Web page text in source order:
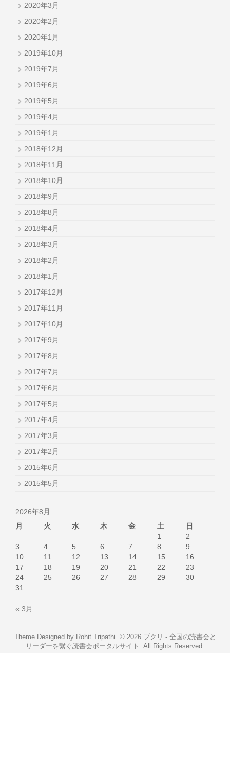
2020年3月
2020年2月
2020年1月
2019年10月
2019年7月
2019年6月
2019年5月
2019年4月
2019年1月
2018年12月
2018年11月
2018年10月
2018年9月
2018年8月
2018年4月
2018年3月
2018年2月
2018年1月
2017年12月
2017年11月
2017年10月
2017年9月
2017年8月
2017年7月
2017年6月
2017年5月
2017年4月
2017年3月
2017年2月
2015年6月
2015年5月
2026年8月
月
火 水 木 金 土
日
1
2
3
4 5 6 7 8
9
10
11 12 13 14 15
16
17
18 19 20 21 22
23
24
25 26 27 28 29
30
31
« 3月
Theme Designed by Rohit Tripathi © 2026 ブクリ - 全国の読書会と
リーダーを繋ぐ読書会ポータルサイト. All Rights Reserved.